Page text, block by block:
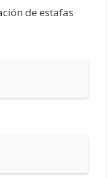
de estafas